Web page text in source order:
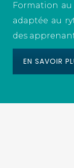
Formation
adaptée au
des
EN SAVOIR